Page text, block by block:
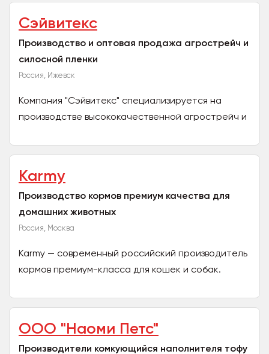
Сэйвитекс
Производство и оптовая продажа агрострейч и
силосной пленки
Россия, Ижевск
Компания "Сэйвитекс" специализируется на
производстве высококачественной агрострейч и
полотна для...
Karmy
Производство кормов премиум качества для
домашних животных
Россия, Москва
Karmy — современный российский производитель
кормов премиум-класса для кошек и собак.
разработках в области...
ООО "Наоми Петс"
Производители комкующийся наполнителя тофу